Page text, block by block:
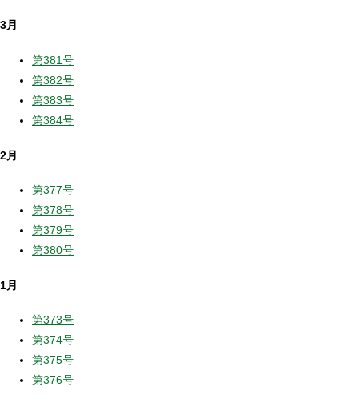
3月
第381号
第382号
第383号
第384号
2月
第377号
第378号
第379号
第380号
1月
第373号
第374号
第375号
第376号